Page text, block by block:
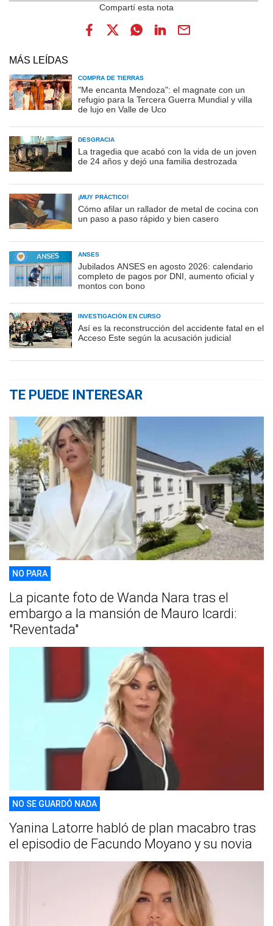
MÁS LEÍDAS
COMPRA DE TIERRAS
"Me encanta Mendoza": el magnate con un
refugio para la Tercera Guerra Mundial y villa
de lujo en Valle de Uco
DESGRACIA
La tragedia que acabó con la vida de un joven
de 24 años y dejó una familia destrozada
¡MUY PRÁCTICO!
Cómo afilar un rallador de metal de cocina con
un paso a paso rápido y bien casero
ANSES
Jubilados ANSES en agosto 2026: calendario
completo de pagos por DNI, aumento oficial y
montos con bono
INVESTIGACIÓN EN CURSO
Así es la reconstrucción del accidente fatal en el
Acceso Este según la acusación judicial
TE PUEDE INTERESAR
NO PARA
La picante foto de Wanda Nara tras el
embargo a la mansión de Mauro Icardi:
"Reventada"
NO SE GUARDÓ NADA
Yanina Latorre habló de plan macabro tras
el episodio de Facundo Moyano y su novia